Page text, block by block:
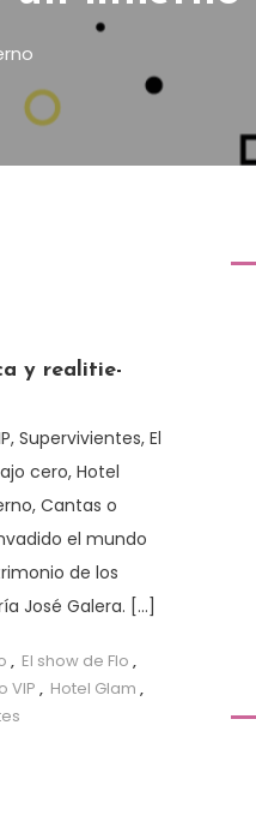
y realitie-
Supervivientes, El
cero, Hotel
Cantas o
el mundo
de los
José Galera. […]
, El show de Flo ,
VIP , Hotel Glam ,